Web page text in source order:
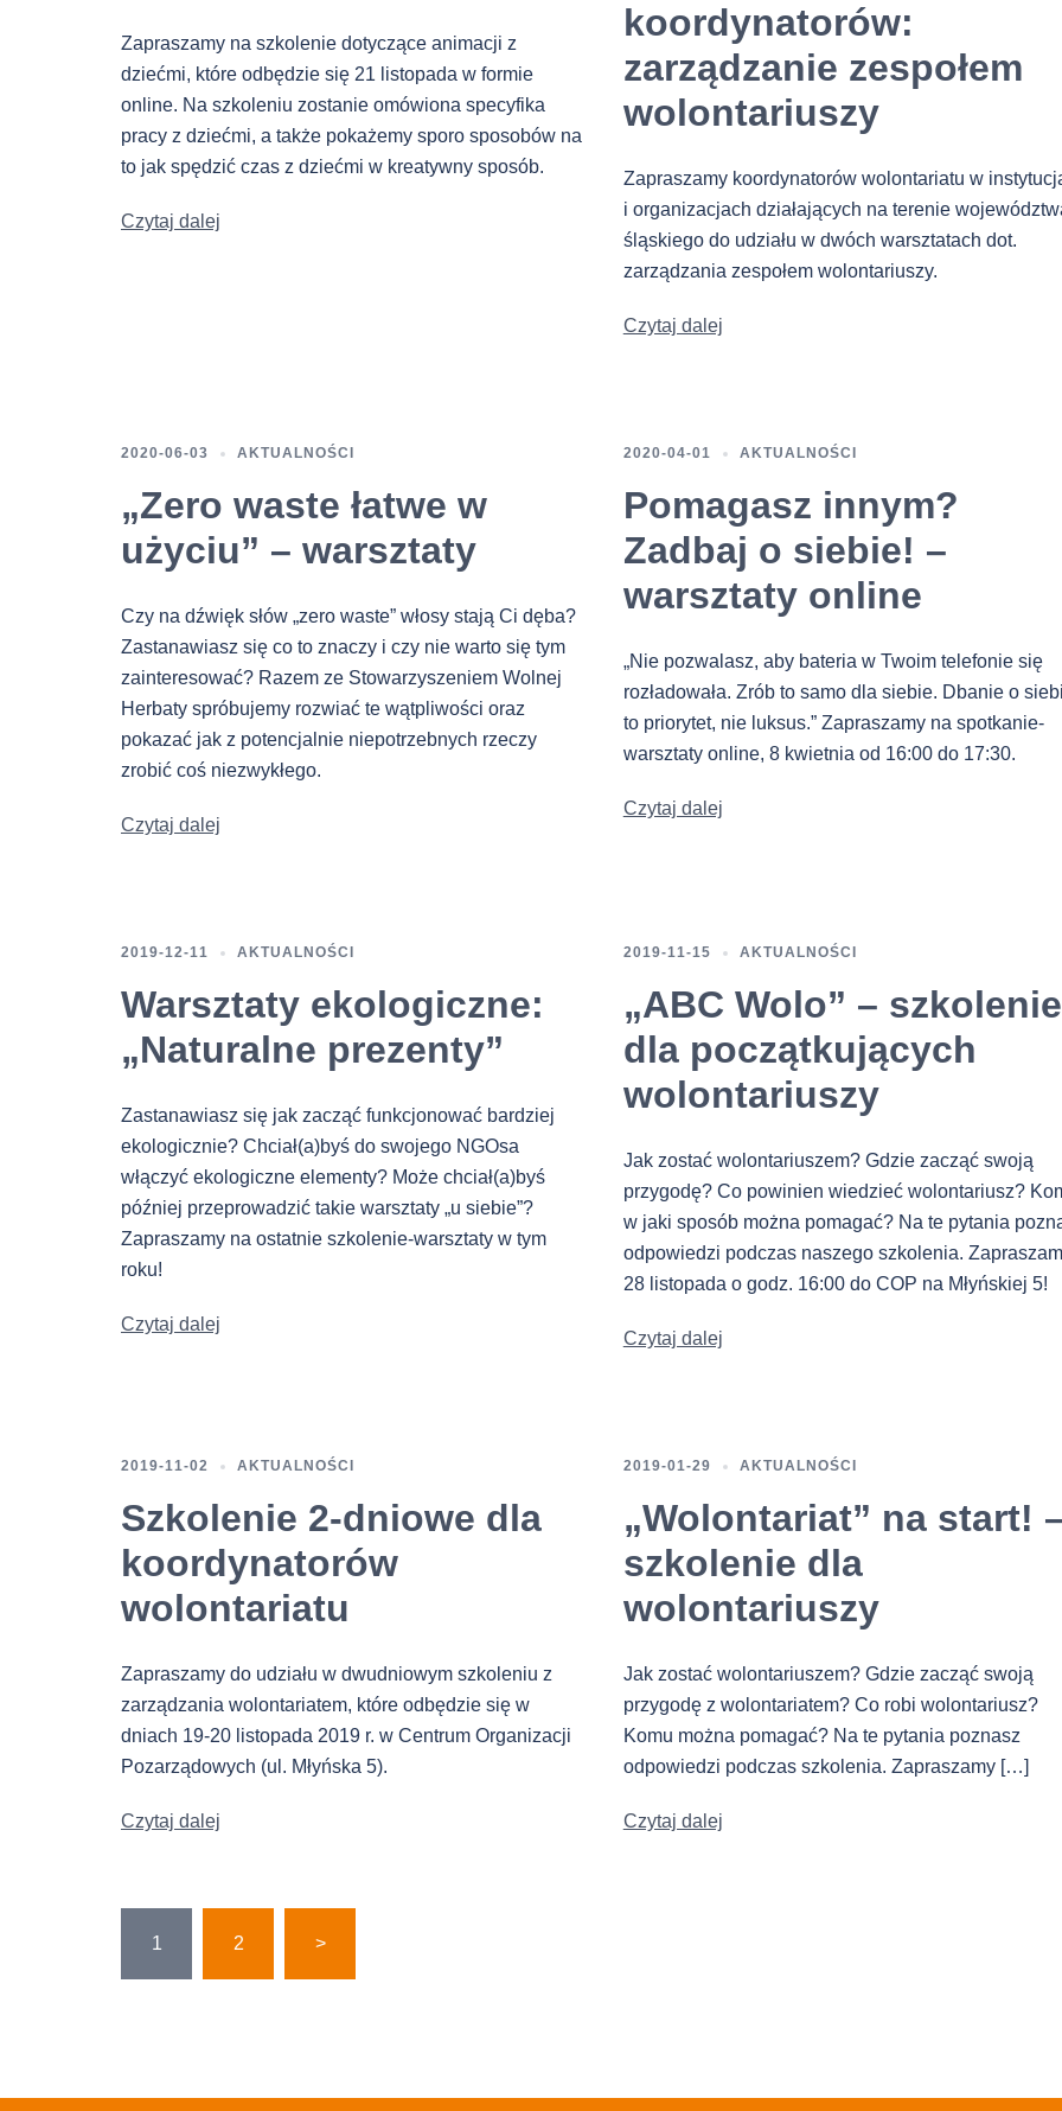
Zapraszamy na szkolenie dotyczące animacji z
dziećmi, które odbędzie się 21 listopada w formie
online. Na szkoleniu zostanie omówiona specyfika
pracy z dziećmi, a także pokażemy sporo sposobów na
to jak spędzić czas z dziećmi w kreatywny sposób.
Czytaj dalej
koordynatorów:
zarządzanie zespołem
wolontariuszy
Zapraszamy koordynatorów wolontariatu w
i organizacjach działających na terenie
śląskiego do udziału w dwóch warsztatach dot.
zarządzania zespołem wolontariuszy.
Czytaj dalej
2020-06-03 AKTUALNOŚCI
„Zero waste łatwe w
użyciu” – warsztaty
Czy na dźwięk słów „zero waste” włosy stają Ci dęba?
Zastanawiasz się co to znaczy i czy nie warto się tym
zainteresować? Razem ze Stowarzyszeniem Wolnej
Herbaty spróbujemy rozwiać te wątpliwości oraz
pokazać jak z potencjalnie niepotrzebnych rzeczy
zrobić coś niezwykłego.
Czytaj dalej
2020-04-01 AKTUALNOŚCI
Pomagasz innym?
Zadbaj o siebie! –
warsztaty online
„Nie pozwalasz, aby bateria w Twoim telefonie się
rozładowała. Zrób to samo dla siebie. Dbanie o
to priorytet, nie luksus.” Zapraszamy na spotkanie-
warsztaty online, 8 kwietnia od 16:00 do 17:30.
Czytaj dalej
2019-12-11 AKTUALNOŚCI
Warsztaty ekologiczne:
„Naturalne prezenty”
Zastanawiasz się jak zacząć funkcjonować bardziej
ekologicznie? Chciał(a)byś do swojego NGOsa
włączyć ekologiczne elementy? Może chciał(a)byś
później przeprowadzić takie warsztaty „u siebie”?
Zapraszamy na ostatnie szkolenie-warsztaty w tym
roku!
Czytaj dalej
2019-11-15 AKTUALNOŚCI
„ABC Wolo” – szkolenie
dla początkujących
wolontariuszy
Jak zostać wolontariuszem? Gdzie zacząć swoją
przygodę? Co powinien wiedzieć wolontariusz?
w jaki sposób można pomagać? Na te pytania
odpowiedzi podczas naszego szkolenia.
28 listopada o godz. 16:00 do COP na Młyńskiej 5!
Czytaj dalej
2019-11-02 AKTUALNOŚCI
Szkolenie 2-dniowe dla
koordynatorów
wolontariatu
Zapraszamy do udziału w dwudniowym szkoleniu z
zarządzania wolontariatem, które odbędzie się w
dniach 19-20 listopada 2019 r. w Centrum Organizacji
Pozarządowych (ul. Młyńska 5).
Czytaj dalej
2019-01-29 AKTUALNOŚCI
„Wolontariat” na start!
szkolenie dla
wolontariuszy
Jak zostać wolontariuszem? Gdzie zacząć swoją
przygodę z wolontariatem? Co robi wolontariusz?
Komu można pomagać? Na te pytania poznasz
odpowiedzi podczas szkolenia. Zapraszamy […]
Czytaj dalej
Stronicowanie
wpisów
1 2 >